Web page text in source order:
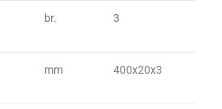
br. 3
mm 400x20x3